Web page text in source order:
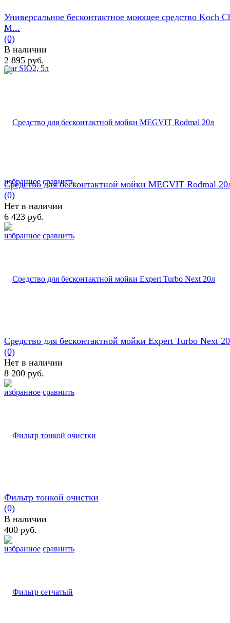
избранное сравнить
Универсальное бесконтактное моющее средство Koch
M...
(0)
В наличии
2 895 руб.
избранное сравнить
Средство для бесконтактной мойки MEGVIT Rodmal
(0)
Нет в наличии
6 423 руб.
избранное сравнить
Средство для бесконтактной мойки Expert Turbo Next
(0)
Нет в наличии
8 200 руб.
избранное сравнить
Фильтр тонкой очистки
(0)
В наличии
400 руб.